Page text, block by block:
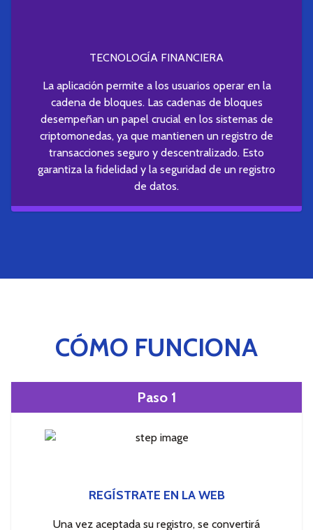
TECNOLOGÍA FINANCIERA
La aplicación permite a los usuarios operar en la
cadena de bloques. Las cadenas de bloques
desempeñan un papel crucial en los sistemas de
criptomonedas, ya que mantienen un registro de
transacciones seguro y descentralizado. Esto
garantiza la fidelidad y la seguridad de un registro
de datos.
CÓMO FUNCIONA
Paso 1
REGÍSTRATE EN LA WEB
Una vez aceptada su registro, se convertirá